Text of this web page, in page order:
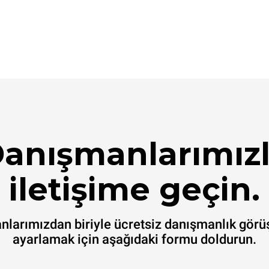
iletişime geçin.
biriyle ücretsiz danışmanlık
ayarlamak için aşağıdaki formu doldurun.